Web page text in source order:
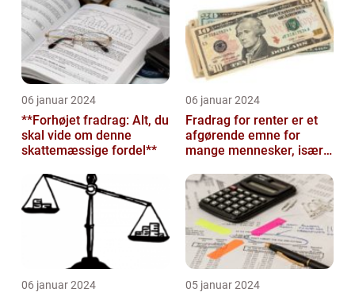
06 januar 2024
**Forhøjet fradrag: Alt, du
skal vide om denne
skattemæssige fordel**
06 januar 2024
Fradrag for renter er et
afgørende emne for
mange mennesker, især
invester...
06 januar 2024 05 januar 2024